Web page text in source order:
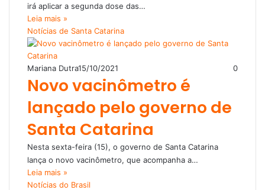
irá aplicar a segunda dose das…
Leia mais »
Notícias de Santa Catarina
Mariana Dutra15/10/2021 0
Novo vacinômetro é
lançado pelo governo de
Santa Catarina
Nesta sexta-feira (15), o governo de Santa Catarina
lança o novo vacinômetro, que acompanha a…
Leia mais »
Notícias do Brasil